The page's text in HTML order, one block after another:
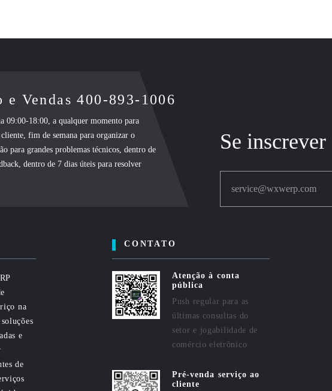
e Vendas 400-893-1006
09:00-18:00, a qualquer momento para
fim de semana para organizar o
para grandes problemas técnicos, dentro de
dentro de 7 dias úteis para resolver
Se inscrever
service@wxwerp.com
na
e
de
CONTATO
Atenção à conta
pública
Push regular para as
últimas consultas do
setor e jogabilidade de
comércio eletrônico
Pré-venda serviço ao
cliente